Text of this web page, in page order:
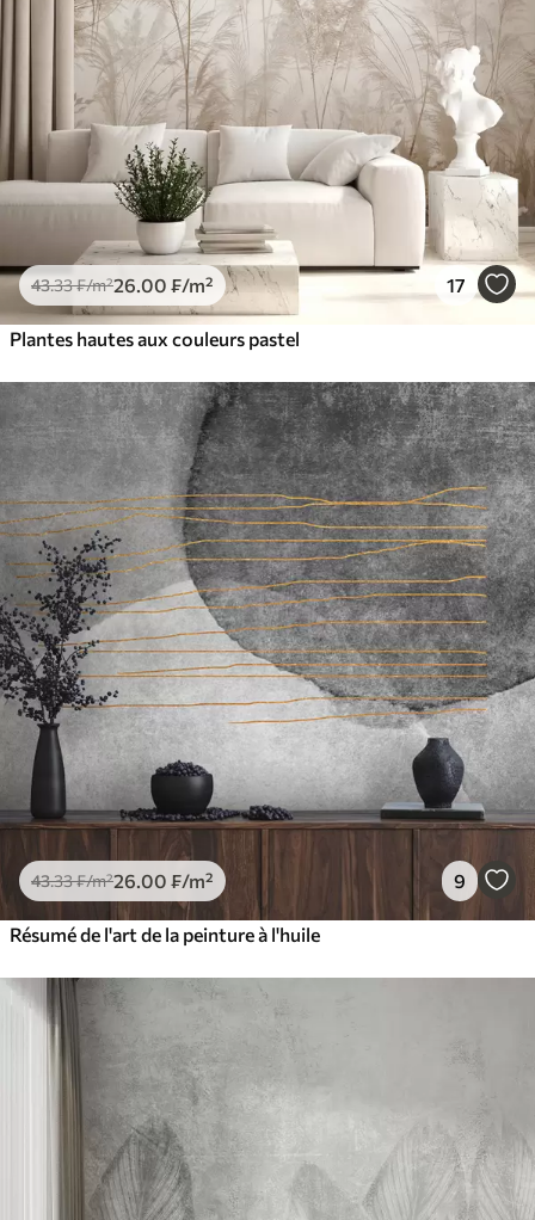
43.33₣/m²26 .00 ₣/m² 17
Plantes hautes aux couleurs pastel
43.33₣/m²26 .00 ₣/m² 9
Résumé de l'art de la peinture à l'huile